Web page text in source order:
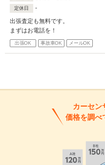
定休日
-
出張査定も無料です。
まずはお電話を！
出張OK 事故車OK メールOK
カーセン
価格を調べ